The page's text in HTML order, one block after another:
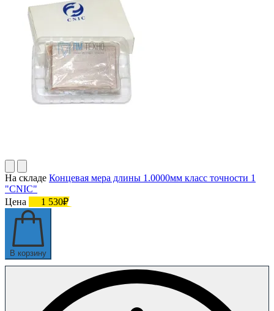
На складе Концевая мера длины 1.0000мм класс точности 1
"CNIC"
Цена
1 530₽
В корзину